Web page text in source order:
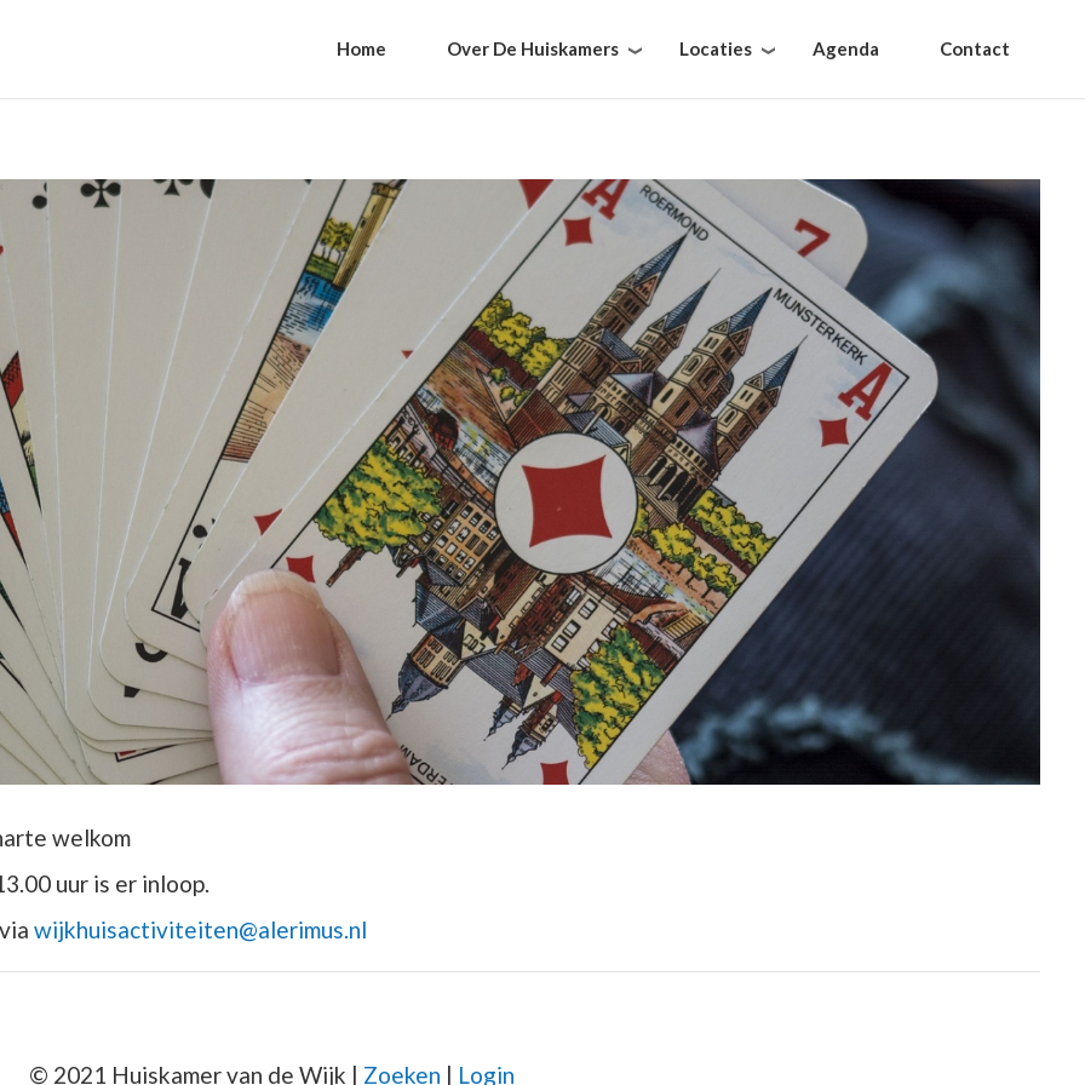
Home Over De Huiskamers Locaties Agenda Contact
welkom
uur is er inloop.
wijkhuisactiviteiten@alerimus.nl
© 2021 Huiskamer van de Wijk | Zoeken | Login